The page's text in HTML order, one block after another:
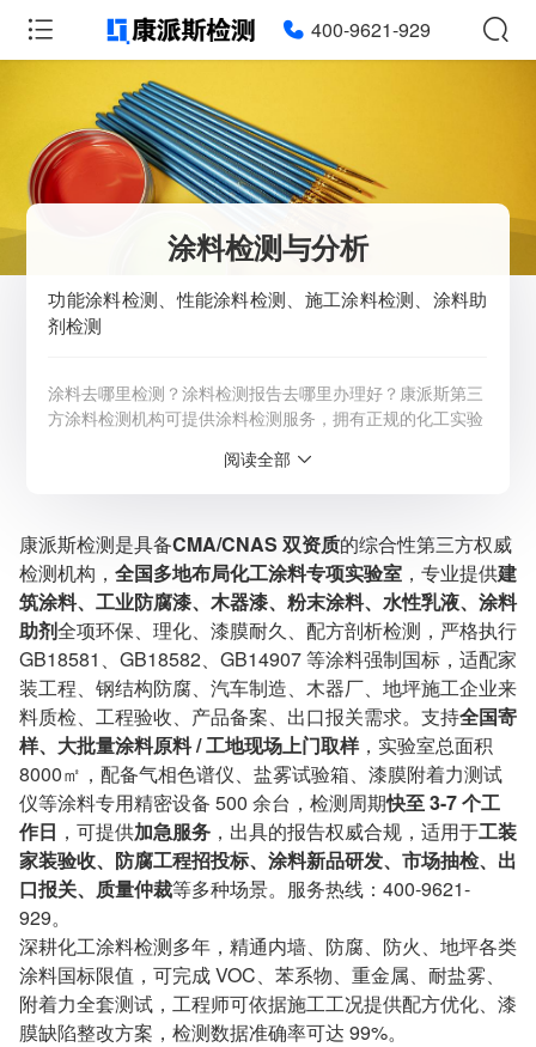
400-9621-929
涂料检测与分析
功能涂料检测、性能涂料检测、施工涂料检测、涂料助
剂检测
涂料去哪里检测？涂料检测报告去哪里办理好？康派斯第三
方涂料检测机构可提供涂料检测服务，拥有正规的化工实验
业，CMA资质认证机构。详情请咨询客服：4009-621-929
检测周期：5-7个工作日，可加急
相关资质：可提供CMA、CNAS检测报告
服务模式：快递寄样、现场取样、人工送样
服务对象：企事业单位、高等院校、科研院所
服务方向：采购销售、竞标投标、生产研发、科研数据、诊
断优化、司法服务
检测标准：国家标准、行业标准、企业标准、地方标准、国
外标准、非标定制
阅读全部
康派斯检测是具备CMA/CNAS 双资质的综合性第三方权威
检测机构， 全国多地布局化工涂料专项实验室 ，专业提供建
筑涂料、工业防腐漆、木器漆、粉末涂料、水性乳液、涂料
助剂全项环保、理化、漆膜耐久、配方剖析检测，严格执行
GB18581、GB18582、GB14907 等涂料强制国标，适配家
装工程、钢结构防腐、汽车制造、木器厂、地坪施工企业来
料质检、工程验收、产品备案、出口报关需求。支持全国寄
样、大批量涂料原料 / 工地现场上门取样，实验室总面积
8000㎡，配备气相色谱仪、盐雾试验箱、漆膜附着力测试
仪等涂料专用精密设备 500 余台，检测周期快至 3-7 个工
作日 ，可提供加急服务 ，出具的报告权威合规，适用于工装
家装验收、防腐工程招投标、涂料新品研发、市场抽检、出
口报关、质量仲裁等多种场景。服务热线：400-9621-
929。
深耕化工涂料检测多年，精通内墙、防腐、防火、地坪各类
涂料国标限值，可完成 VOC、苯系物、重金属、耐盐雾、
附着力全套测试，工程师可依据施工工况提供配方优化、漆
膜缺陷整改方案，检测数据准确率可达 99%。